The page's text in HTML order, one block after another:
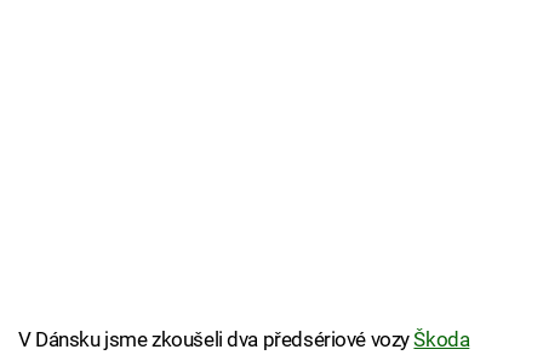
V Dánsku jsme zkoušeli dva předsériové vozyŠkoda